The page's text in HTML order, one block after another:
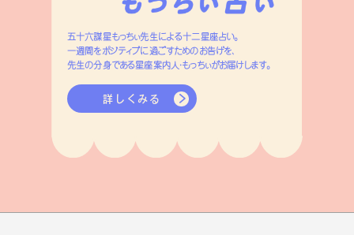
五十六謀星もっちぃ先生による十二星座占い。
一週間をポジティブに過ごすためのお告げを、
先生の分身である星座案内人・もっちぃがお届けします。
詳しくみる